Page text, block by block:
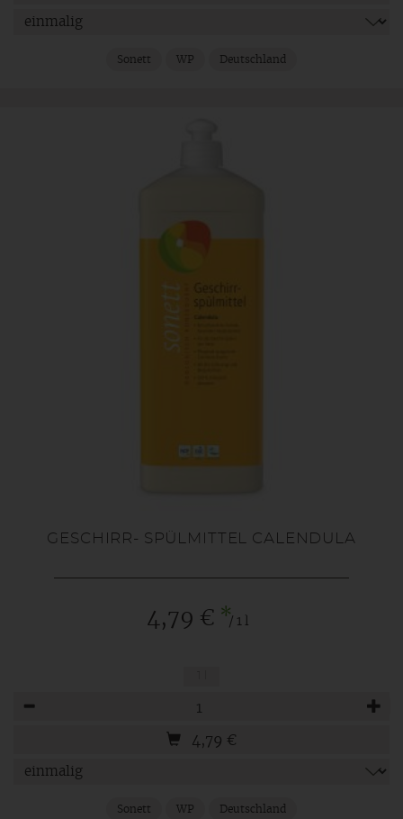
Sonett WP Deutschland
GESCHIRR- SPÜLMITTEL CALENDULA
4,79 € */ 1 l
4,79 €
Sonett WP Deutschland